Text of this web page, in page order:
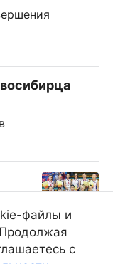
в
файлы и
с